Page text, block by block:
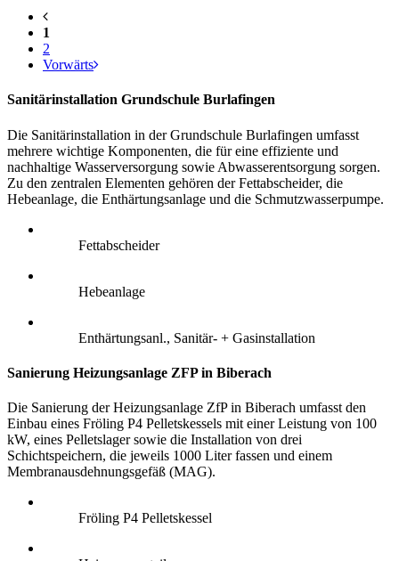
1
2
Vorwärts
Sanitärinstallation Grundschule Burlafingen
Die Sanitärinstallation in der Grundschule Burlafingen umfasst
mehrere wichtige Komponenten, die für eine effiziente und
nachhaltige Wasserversorgung sowie Abwasserentsorgung sorgen.
Zu den zentralen Elementen gehören der Fettabscheider, die
Hebeanlage, die Enthärtungsanlage und die Schmutzwasserpumpe.
Fettabscheider
Hebeanlage
Enthärtungsanl., Sanitär- + Gasinstallation
Sanierung Heizungsanlage ZFP in Biberach
Die Sanierung der Heizungsanlage ZfP in Biberach umfasst den
Einbau eines Fröling P4 Pelletskessels mit einer Leistung von 100
kW, eines Pelletslager sowie die Installation von drei
Schichtspeichern, die jeweils 1000 Liter fassen und einem
Membranausdehnungsgefäß (MAG).
Fröling P4 Pelletskessel